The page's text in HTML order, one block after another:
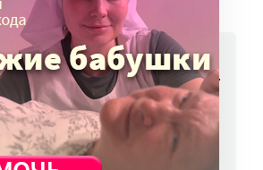
ожидается в конце
сентября